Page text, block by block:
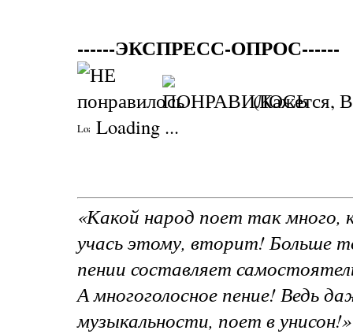
------ЭКСПРЕСС-ОПРОС------
(Кажется,
Loading ...
«Какой народ поет так много,
учась этому, вторит! Больше
пении составляет
А многоголосное пение! Ведь
музыкальности, поет в унисон!»